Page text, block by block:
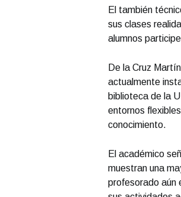
El también
sus clases
alumnos
De la Cruz
actualmente
biblioteca de la
entornos
conocimiento.
El académico
muestran una
profesorado aún